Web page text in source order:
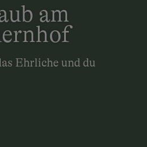
am
Ehrliche und du